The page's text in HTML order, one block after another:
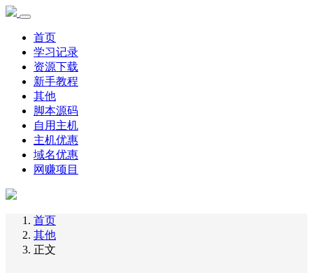
首页
学习记录
资源下载
新手教程
其他
脚本源码
自用主机
主机优惠
域名优惠
网赚项目
首页
其他
正文